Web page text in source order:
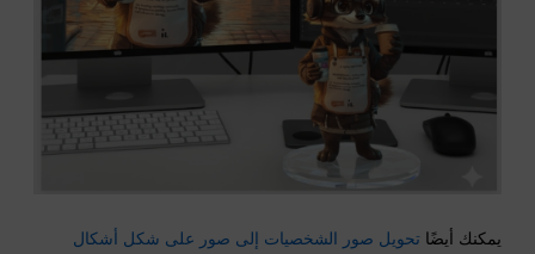
يمكنك أيضًاتحويل صور الشخصيات إلى صور على شكل أشكال